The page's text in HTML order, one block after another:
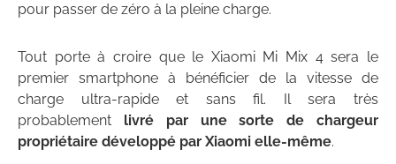
pour passer de zéro à la pleine charge.
Tout porte à croire que le Xiaomi Mi Mix 4 sera le
premier smartphone à bénéficier de la vitesse de
charge ultra-rapide et sans fil. Il sera très
probablement livré par une sorte de chargeur
propriétaire développé par Xiaomi elle-même.